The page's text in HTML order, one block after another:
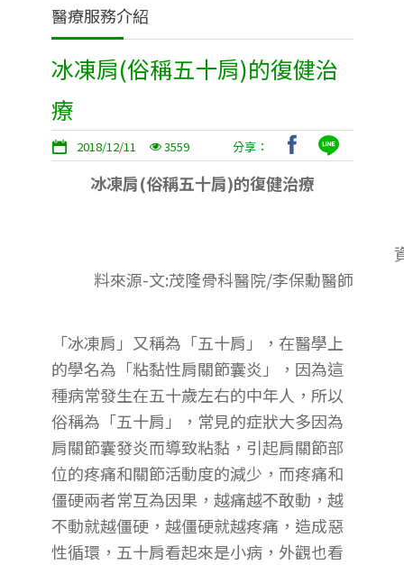
醫療服務介紹
冰凍肩(俗稱五十肩)的復健治
療
2018/12/11 3559 分享：
冰凍肩(俗稱五十肩)的復健治療
料來源-文:茂隆骨科醫院/李保勳醫師
「冰凍肩」又稱為「五十肩」，在醫學上
的學名為「粘黏性肩關節囊炎」，因為這
種病常發生在五十歲左右的中年人，所以
俗稱為「五十肩」，常見的症狀大多因為
肩關節囊發炎而導致粘黏，引起肩關節部
位的疼痛和關節活動度的減少，而疼痛和
僵硬兩者常互為因果，越痛越不敢動，越
不動就越僵硬，越僵硬就越疼痛，造成惡
性循環，五十肩看起來是小病，外觀也看